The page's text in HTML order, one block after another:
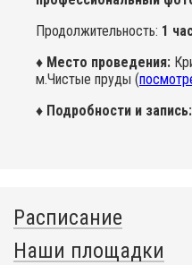
Продолжительность: 1
♦ Место проведения:
м.Чистые пруды (
♦ Подробности и запись:
Расписание
Наши площадки